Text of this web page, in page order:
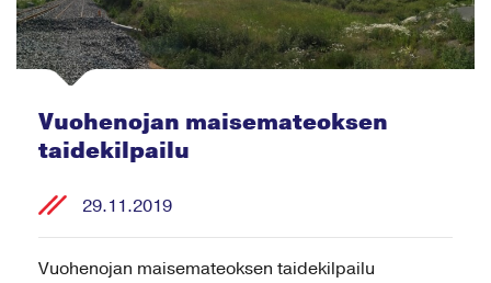
Vuohenojan maisemateoksen
taidekilpailu
29.11.2019
Vuohenojan maisemateoksen taidekilpailu